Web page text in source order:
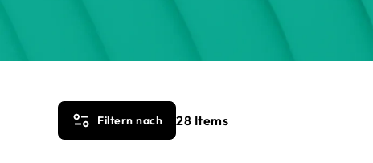
Filtern nach 28 Items